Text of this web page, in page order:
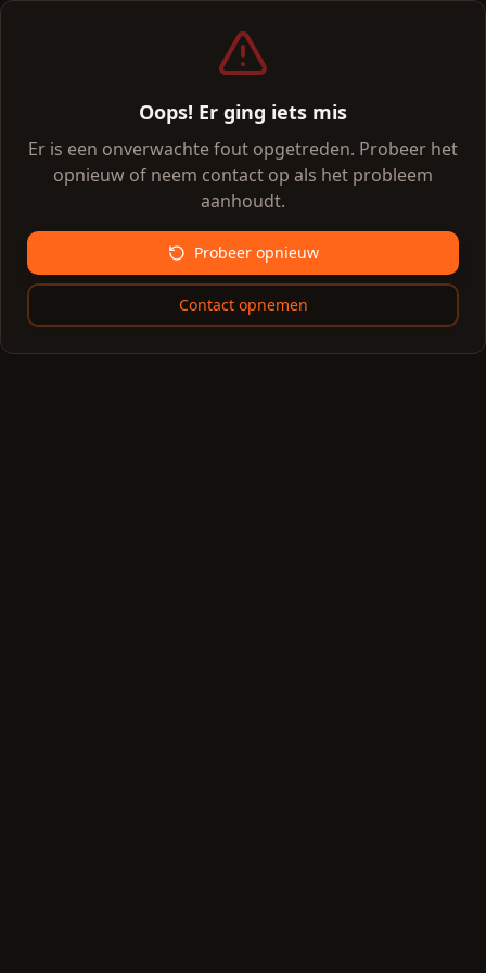
Oops! Er ging iets mis
Er is een onverwachte fout opgetreden. Probeer het
opnieuw of neem contact op als het probleem
aanhoudt.
Probeer opnieuw
Contact opnemen